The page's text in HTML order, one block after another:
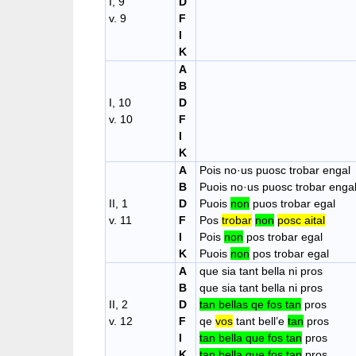
v. 9
F
I
K
I, 10
v. 10
A
B
D
F
I
K
II, 1
v. 11
A
B
D
F
I
K
Pois no·us puosc trobar engal
Puois no·us puosc trobar engal
Puois non puos trobar egal
Pos trobar non posc aital
Pois non pos trobar egal
Puois non pos trobar egal
II, 2
v. 12
A
B
D
F
I
que sia tant bella ni pros
que sia tant bella ni pros
tan bellas qe fos tan pros
qe vos tant bell’e tan pros
tan bella que fos tan pros